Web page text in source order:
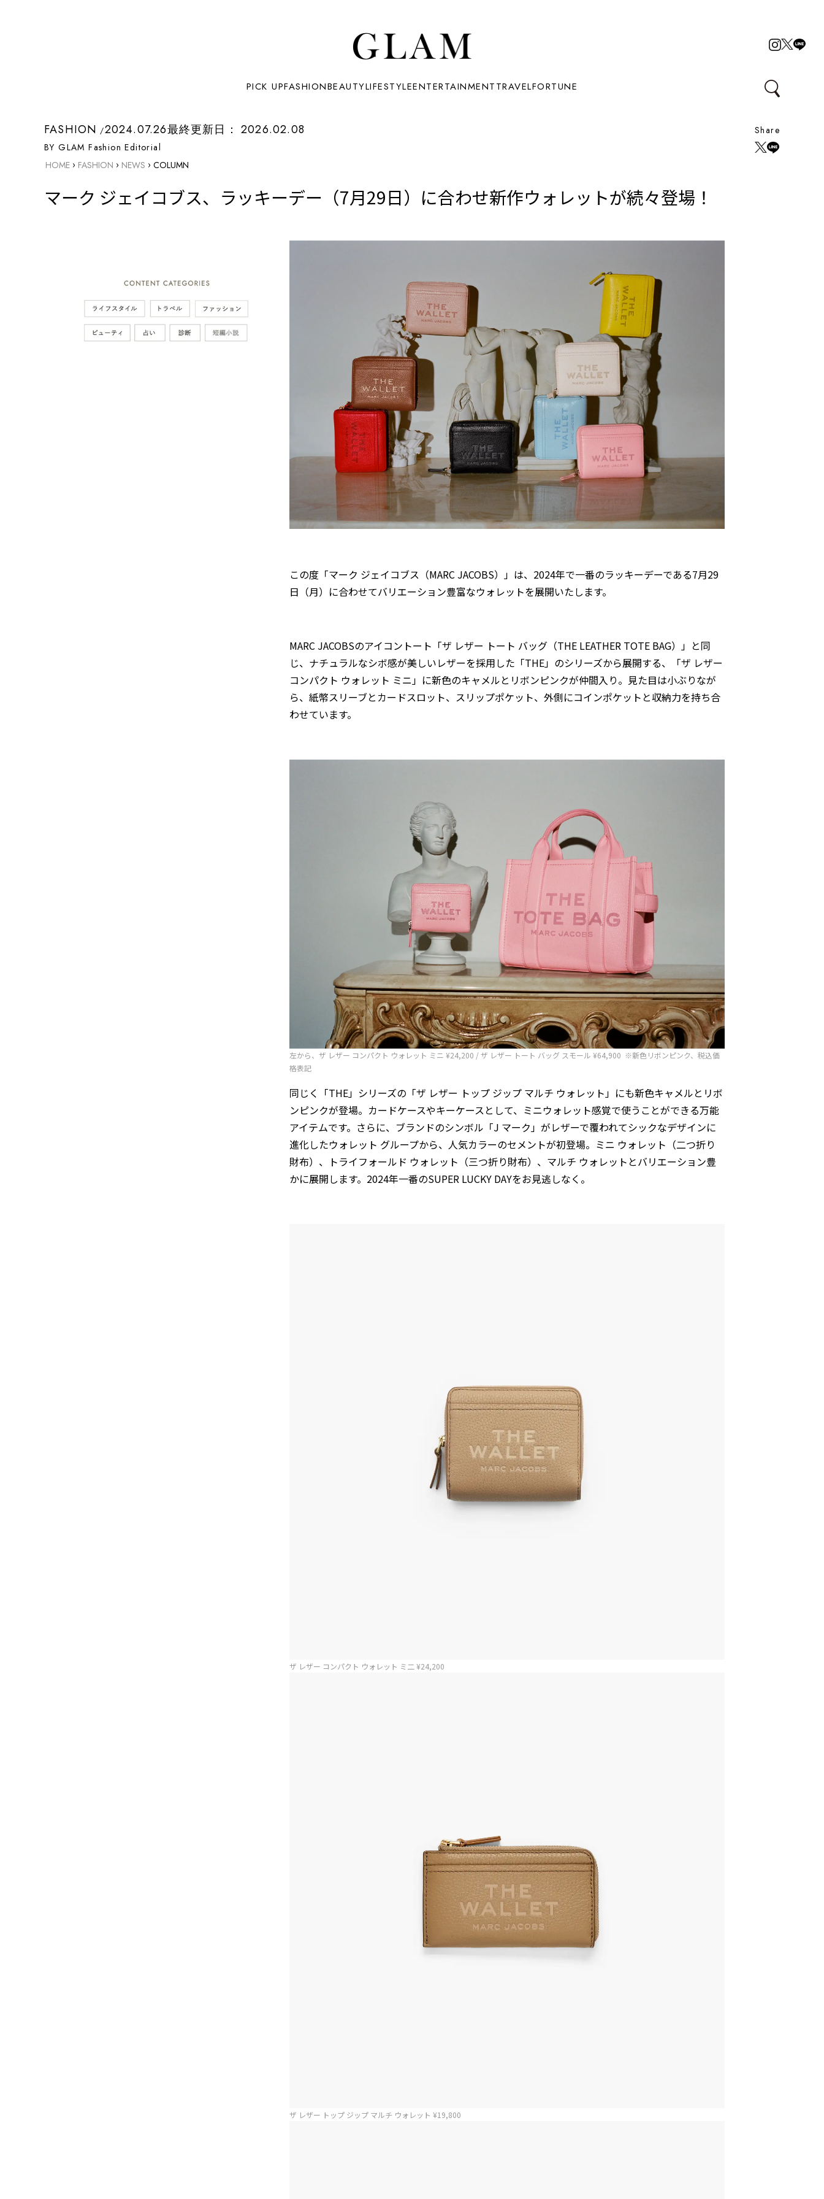
PICK UPFASHIONBEAUTYLIFESTYLEENTERTAINMENTTRAVELFORTUNE
FASHION 2024.07.26最終更新日： 2026.02.08
BY GLAM Fashion Editorial
Share
HOME › FASHION › NEWS › COLUMN
マーク ジェイコブス、ラッキーデー（7月29日）に合わせ新作ウォレットが続々登場！
この度「マーク ジェイコブス（MARC JACOBS）」は、2024年で一番のラッキーデーである7月29
日（月）に合わせてバリエーション豊富なウォレットを展開いたします。
MARC JACOBSのアイコントート「ザ レザー トート バッグ（THE LEATHER TOTE BAG）」と同
じ、ナチュラルなシボ感が美しいレザーを採用した「THE」のシリーズから展開する、「ザ レザー
コンパクト ウォレット ミニ」に新色のキャメルとリボンピンクが仲間入り。見た目は小ぶりなが
ら、紙幣スリーブとカードスロット、スリップポケット、外側にコインポケットと収納力を持ち合
わせています。
左から、ザ レザー コンパクト ウォレット ミニ ¥24,200 / ザ レザー トート バッグ スモール ¥64,900 ※新色リボンピンク、税込価
格表記
同じく「THE」シリーズの「ザ レザー トップ ジップ マルチ ウォレット」にも新色キャメルとリボ
ンピンクが登場。カードケースやキーケースとして、ミニウォレット感覚で使うことができる万能
アイテムです。さらに、ブランドのシンボル「J マーク」がレザーで覆われてシックなデザインに
進化したウォレット グループから、人気カラーのセメントが初登場。ミニ ウォレット（二つ折り
財布）、トライフォールド ウォレット（三つ折り財布）、マルチ ウォレットとバリエーション豊
かに展開します。2024年一番のSUPER LUCKY DAYをお見逃しなく。
ザ レザー コンパクト ウォレット ミ二 ¥24,200
ザ レザー トップ ジップ マルチ ウォレット ¥19,800